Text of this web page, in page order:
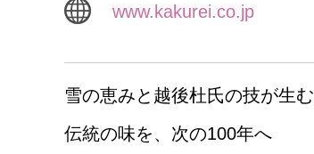
www.kakurei.co.jp
雪の恵みと越後杜氏の技が生む
伝統の味を、次の100年へ